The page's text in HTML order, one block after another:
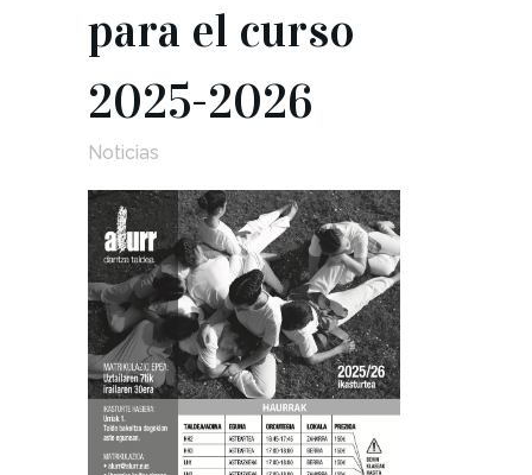
para el curso
2025-2026
Noticias